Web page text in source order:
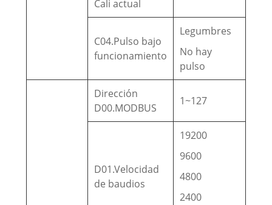
Cali actual
C04.Pulso bajo
funcionamiento
Legumbres
No hay
pulso
Dirección
D00.MODBUS
1~127
D01.Velocidad
de baudios
19200
9600
4800
2400